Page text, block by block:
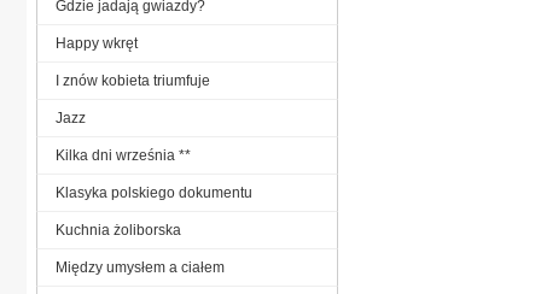
Gdzie jadają gwiazdy?
Happy wkręt
I znów kobieta triumfuje
Jazz
Kilka dni września **
Klasyka polskiego dokumentu
Kuchnia żoliborska
Między umysłem a ciałem